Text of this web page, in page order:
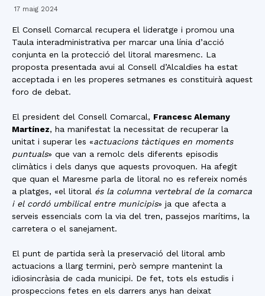
17 maig 2024
El Consell Comarcal recupera el lideratge i promou una
Taula interadministrativa per marcar una línia d’acció
conjunta en la protecció del litoral maresmenc. La
proposta presentada avui al Consell d’Alcaldies ha estat
acceptada i en les properes setmanes es constituirà aquest
foro de debat.
El president del Consell Comarcal, Francesc Alemany
Martínez, ha manifestat la necessitat de recuperar la
unitat i superar les «actuacions tàctiques en moments
puntuals» que van a remolc dels diferents episodis
climàtics i dels danys que aquests provoquen. Ha afegit
que quan el Maresme parla de litoral no es refereix només
a platges, «el litoral és la columna vertebral de la comarca
i el cordó umbilical entre municipis» ja que afecta a
serveis essencials com la via del tren, passejos marítims, la
carretera o el sanejament.
El punt de partida serà la preservació del litoral amb
actuacions a llarg termini, però sempre mantenint la
idiosincràsia de cada municipi. De fet, tots els estudis i
prospeccions fetes en els darrers anys han deixat